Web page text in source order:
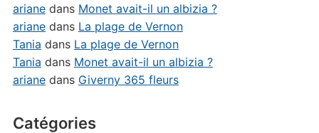
arianedans Monet avait-il un albizia ?
arianedans La plage de Vernon
Tania dans La plage de Vernon
Tania dans Monet avait-il un albizia ?
arianedans Giverny 365 fleurs
Catégories